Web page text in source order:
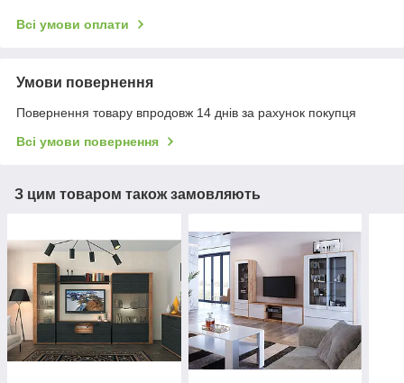
Всі умови оплати
Умови повернення
Повернення товару впродовж 14 днів за рахунок покупця
Всі умови повернення
З цим товаром також замовляють